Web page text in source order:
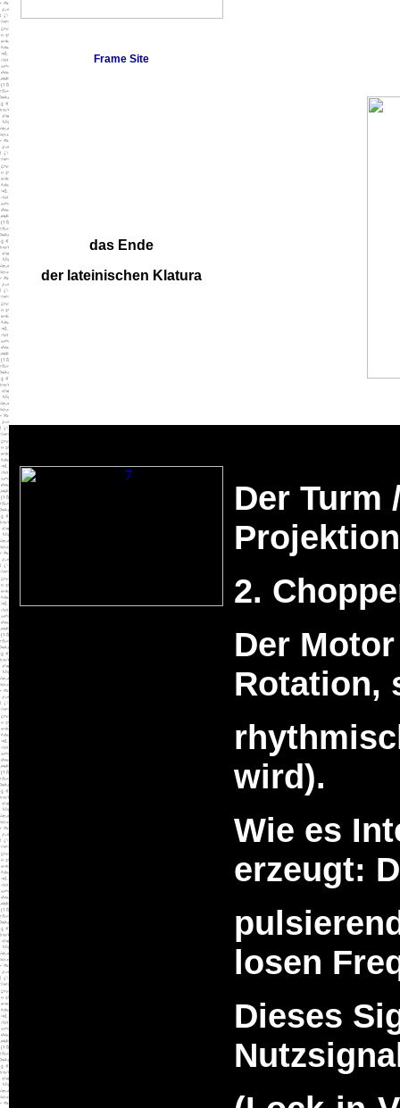
Frame Site
das Ende
der lateinischen Klatura
Der Turm
2.
Der
Rotation,
wird).
Wie es
erzeugt:
losen
Dieses